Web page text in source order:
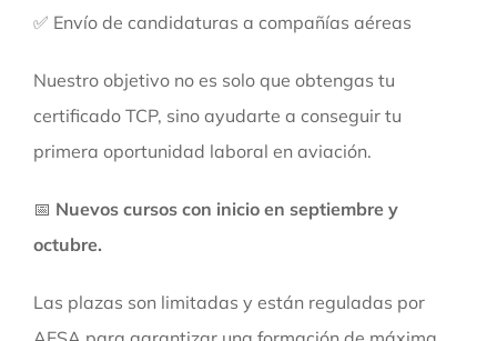
✅ Envío de candidaturas a compañías aéreas
Nuestro objetivo no es solo que obtengas tu
certificado TCP, sino ayudarte a conseguir tu
primera oportunidad laboral en aviación.
📅 Nuevos cursos con inicio en septiembre y
octubre.
Las plazas son limitadas y están reguladas por